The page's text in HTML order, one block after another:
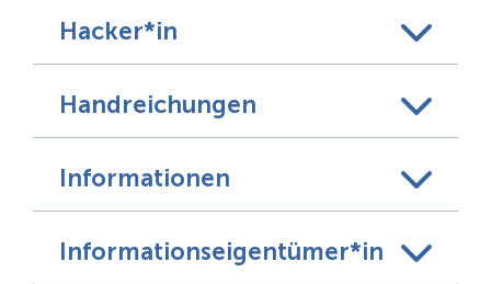
Hacker*in
Handreichungen
Informationen
Informationseigentümer*in